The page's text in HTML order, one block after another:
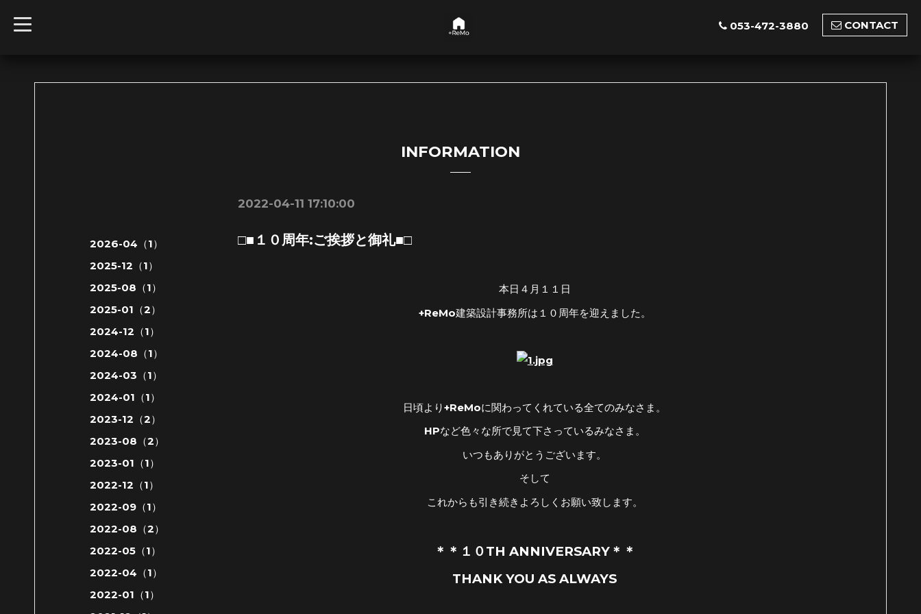
t
o
053-472-3880 CONTACT
INFORMATION
2022-04-11 17:10:00
□■１０周年:ご挨拶と御礼■□
本日４月１１日
+ReMo建築設計事務所は１０周年を迎えました。
日頃より+ReMoに関わってくれている全てのみなさま。
HPなど色々な所で見て下さっているみなさま。
いつもありがとうございます。
そして
これからも引き続きよろしくお願い致します。
＊＊１０TH ANNIVERSARY＊＊
THANK YOU AS ALWAYS
2026-04（1）
2025-12（1）
2025-08（1）
2025-01（2）
2024-12（1）
2024-08（1）
2024-03（1）
2024-01（1）
2023-12（2）
2023-08（2）
2023-01（1）
2022-12（1）
2022-09（1）
2022-08（2）
2022-05（1）
2022-04（1）
2022-01（1）